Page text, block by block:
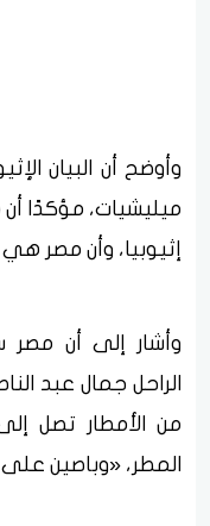
وأوضح أن البيان
ميليشيات، مؤكدًا
إثيوبيا، وأن مصر هي
وأشار إلى أن مصر
الراحل جمال عبد
المطر، «وباصين